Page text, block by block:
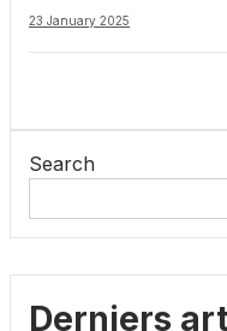
23 January 2025
Search
Derniers